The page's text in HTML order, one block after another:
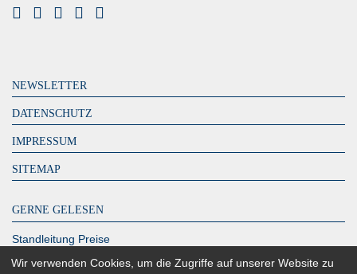
NEWSLETTER
DATENSCHUTZ
IMPRESSUM
SITEMAP
GERNE GELESEN
Standleitung Preise
DeutschlandLAN Connect IP
Wir verwenden Cookies, um die Zugriffe auf unserer Website zu